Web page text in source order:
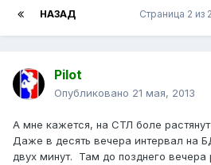
НАЗАД Страница 2 из 2
Pilot
Опубликовано 21 мая, 2013
А мне кажется, на СТЛ боле
Даже в десять вечера интервал на
двух минут. Там до позднего